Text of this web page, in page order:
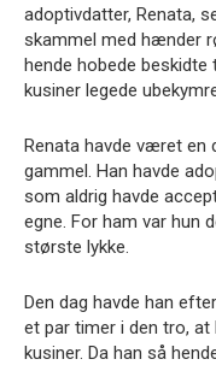
adoptivdatter, Renata,
skammel med hænder
hende hobede beskidte
kusiner legede
Renata havde været en
gammel. Han havde
som aldrig havde
egne. For ham var hun
største lykke.
Den dag havde han
et par timer i den tro, at
kusiner. Da han så